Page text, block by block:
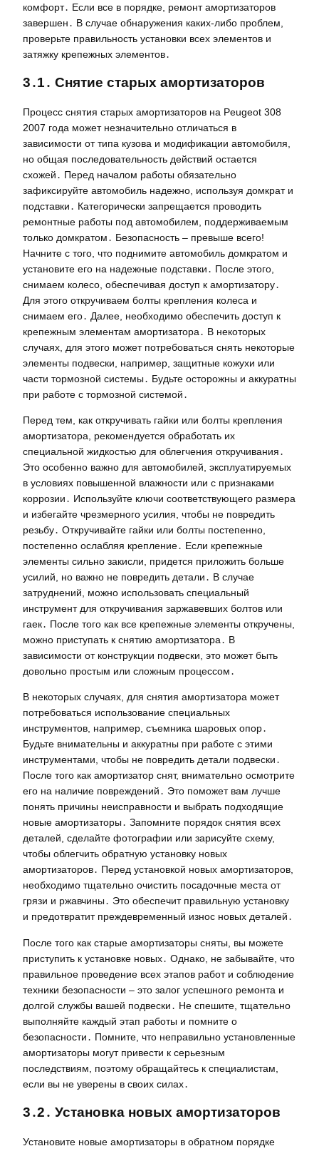
комфорт․ Если все в порядке, ремонт амортизаторов
завершен․ В случае обнаружения каких-либо проблем,
проверьте правильность установки всех элементов и
затяжку крепежных элементов․
3․1․ Снятие старых амортизаторов
Процесс снятия старых амортизаторов на Peugeot 308
2007 года может незначительно отличаться в
зависимости от типа кузова и модификации автомобиля,
но общая последовательность действий остается
схожей․ Перед началом работы обязательно
зафиксируйте автомобиль надежно, используя домкрат и
подставки․ Категорически запрещается проводить
ремонтные работы под автомобилем, поддерживаемым
только домкратом․ Безопасность – превыше всего!
Начните с того, что поднимите автомобиль домкратом и
установите его на надежные подставки․ После этого,
снимаем колесо, обеспечивая доступ к амортизатору․
Для этого откручиваем болты крепления колеса и
снимаем его․ Далее, необходимо обеспечить доступ к
крепежным элементам амортизатора․ В некоторых
случаях, для этого может потребоваться снять некоторые
элементы подвески, например, защитные кожухи или
части тормозной системы․ Будьте осторожны и аккуратны
при работе с тормозной системой․
Перед тем, как откручивать гайки или болты крепления
амортизатора, рекомендуется обработать их
специальной жидкостью для облегчения откручивания․
Это особенно важно для автомобилей, эксплуатируемых
в условиях повышенной влажности или с признаками
коррозии․ Используйте ключи соответствующего размера
и избегайте чрезмерного усилия, чтобы не повредить
резьбу․ Откручивайте гайки или болты постепенно,
постепенно ослабляя крепление․ Если крепежные
элементы сильно закисли, придется приложить больше
усилий, но важно не повредить детали․ В случае
затруднений, можно использовать специальный
инструмент для откручивания заржавевших болтов или
гаек․ После того как все крепежные элементы откручены,
можно приступать к снятию амортизатора․ В
зависимости от конструкции подвески, это может быть
довольно простым или сложным процессом․
В некоторых случаях, для снятия амортизатора может
потребоваться использование специальных
инструментов, например, съемника шаровых опор․
Будьте внимательны и аккуратны при работе с этими
инструментами, чтобы не повредить детали подвески․
После того как амортизатор снят, внимательно осмотрите
его на наличие повреждений․ Это поможет вам лучше
понять причины неисправности и выбрать подходящие
новые амортизаторы․ Запомните порядок снятия всех
деталей, сделайте фотографии или зарисуйте схему,
чтобы облегчить обратную установку новых
амортизаторов․ Перед установкой новых амортизаторов,
необходимо тщательно очистить посадочные места от
грязи и ржавчины․ Это обеспечит правильную установку
и предотвратит преждевременный износ новых деталей․
После того как старые амортизаторы сняты, вы можете
приступить к установке новых․ Однако, не забывайте, что
правильное проведение всех этапов работ и соблюдение
техники безопасности – это залог успешного ремонта и
долгой службы вашей подвески․ Не спешите, тщательно
выполняйте каждый этап работы и помните о
безопасности․ Помните, что неправильно установленные
амортизаторы могут привести к серьезным
последствиям, поэтому обращайтесь к специалистам,
если вы не уверены в своих силах․
3․2․ Установка новых амортизаторов
Установите новые амортизаторы в обратном порядке